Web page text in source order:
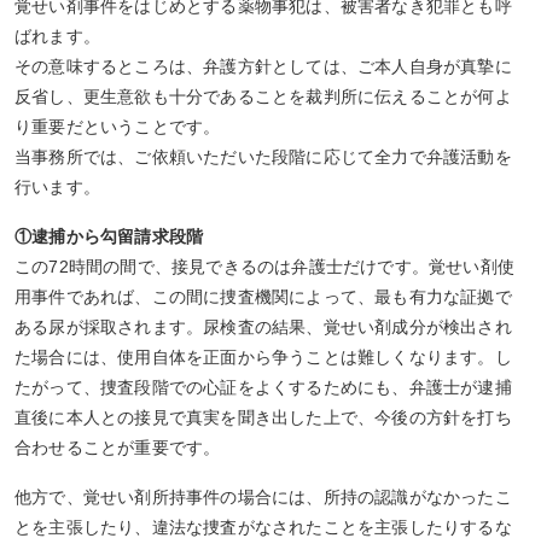
覚せい剤事件をはじめとする薬物事犯は、被害者なき犯罪とも呼
ばれます。
その意味するところは、弁護方針としては、ご本人自身が真摯に
反省し、更生意欲も十分であることを裁判所に伝えることが何よ
り重要だということです。
当事務所では、ご依頼いただいた段階に応じて全力で弁護活動を
行います。
①逮捕から勾留請求段階
この72時間の間で、接見できるのは弁護士だけです。覚せい剤使
用事件であれば、この間に捜査機関によって、最も有力な証拠で
ある尿が採取されます。尿検査の結果、覚せい剤成分が検出され
た場合には、使用自体を正面から争うことは難しくなります。し
たがって、捜査段階での心証をよくするためにも、弁護士が逮捕
直後に本人との接見で真実を聞き出した上で、今後の方針を打ち
合わせることが重要です。
他方で、覚せい剤所持事件の場合には、所持の認識がなかったこ
とを主張したり、違法な捜査がなされたことを主張したりするな